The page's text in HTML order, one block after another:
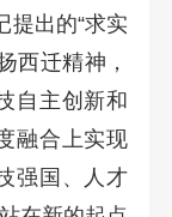
提出的“求实
西迁精神，
自主创新和
融合上实现
强国、人才